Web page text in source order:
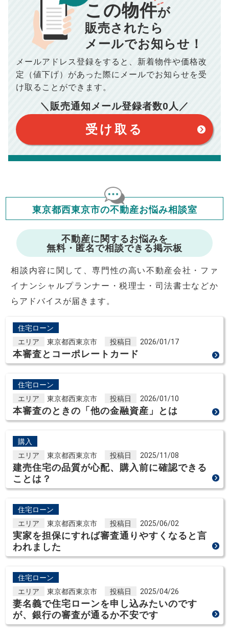
毎月の支払額 834
年間の支払額 10,005 円
総支払額 100,050 円
このシミュレーターは元利均等返済方式で試算しています。
このシミュレーターは、四捨五入にて計算しております。
このシミュレーターはお借り入れの全期間で金利が変わらない設
このシミュレーターでの結果は、お借り入れを保証するものでは
ありません。
このシミュレーターをご利用された方の、いかなる損害について
ますが、お借り入れの際に各金融機関にご相談ください。
会員マイページでは
修繕費・管理費の計算もできます
■仲介手数料／ 00万円
■売買契約書印紙／ 0
■抵当権抹消費用／0万円
※購入価格よりも売却価格が高い場合、譲渡所得税が発生する
場合がございます。詳しくは最寄りの税務署などにご確認く
※シミュレーター結果はあくまでも概算であり、手残り金額を
保証するものではございません。
※上記売却費用には、住所変更登記の費用、引っ越し費用、住
宅ローンの一括繰上返済の手数料等は含まれておりませんの
で予めご了承ください。
おります。（物件価格×3%＋6万円＋消費税）
この物件が
販売されたら
メールでお知らせ！
メールアドレス登録をすると、 新着物件や価格改
定（値下げ）があった際に メールでお知らせを受
け取ることができます。
＼販売通知メール登録者数0 人／
受け取る
東京都西東京市の不動産お悩み相談室
不動産に関するお悩みを
無料・匿名で相談できる掲示板
相談内容に関して、専門性の高い不動産会社・ファ
イナンシャルプランナー・税理士・司法書士などか
らアドバイスが届きます。
住宅ローン
エリア
東京都西東京市 投稿日 2026/01/17
本審査とコーポレートカード
住宅ローン
エリア
東京都西東京市 投稿日 2026/01/10
本審査のときの「他の金融資産」とは
購入
エリア
東京都西東京市 投稿日 2025/11/08
建売住宅の品質が心配、購入前に確認できる
ことは？
住宅ローン
エリア
東京都西東京市 投稿日 2025/06/02
実家を担保にすれば審査通りやすくなると言
われました
住宅ローン
エリア
東京都西東京市 投稿日 2025/04/26
妻名義で住宅ローンを申し込みたいのです
が、銀行の審査が通るか不安です